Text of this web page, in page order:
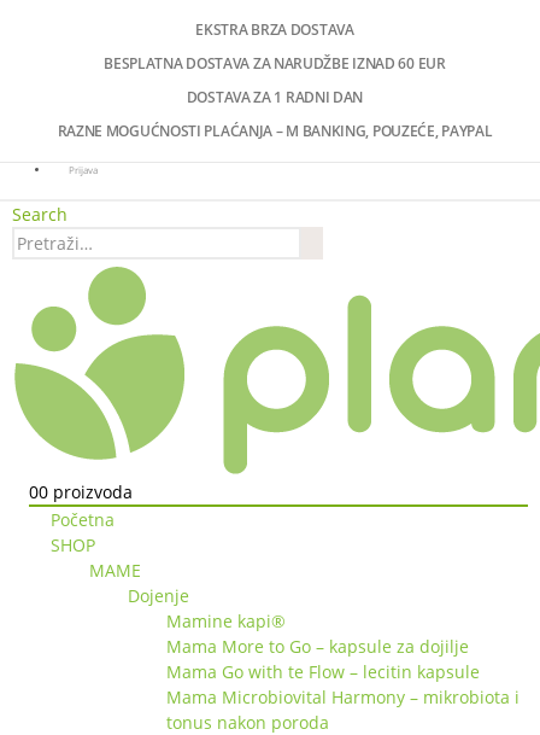
EKSTRA BRZA DOSTAVA
BESPLATNA DOSTAVA ZA NARUDŽBE IZNAD 60 EUR
DOSTAVA ZA 1 RADNI DAN
RAZNE MOGUĆNOSTI PLAĆANJA – M BANKING, POUZEĆE, PAYPAL
Prijava
Search
00 proizvoda
Početna
SHOP
MAME
Dojenje
Mamine kapi®
Mama More to Go – kapsule za dojilje
Mama Go with te Flow – lecitin kapsule
Mama Microbiovital Harmony – mikrobiota i
tonus nakon poroda